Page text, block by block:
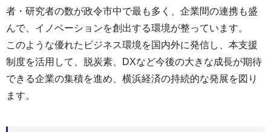
者・研究者の数が政令市中で最も多く、企業間の連携も盛
んで、イノベーションを創出する環境が整っています。
このような優れたビジネス環境を国内外に発信し、本支援
制度を活用して、脱炭素、DXなど今後の大きな成長が期待
できる企業の集積を進め、横浜経済の持続的な発展を図り
ます。